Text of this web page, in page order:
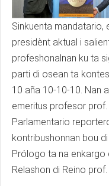
Sinkuenta
presidènt aktual i
profeshonalnan ku ta
parti di osean ta
10 aña 10-10-10. Nan
emeritus profesor
Parlamentario
kontribushonnan bou
Prólogo ta na enkargo
Relashon di Reino